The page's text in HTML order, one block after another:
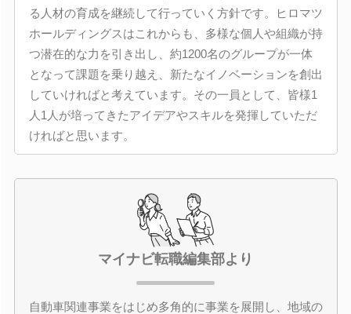
る人材の育成を継続して行っていく方針です。ヒロマツ
ホールディングスはこれからも、多様な個人や組織が持
つ潜在的な力を引き出し、約1200名のグループが一体
となって課題を乗り越え、新たなイノベーションを創出
していければと考えています。その一員として、皆様1
人1人が培ってきたアイデアやスキルを発揮していただ
ければと思います。
マイナビ転職編集部より
自動車関連事業をはじめ多角的に事業を展開し、地域の